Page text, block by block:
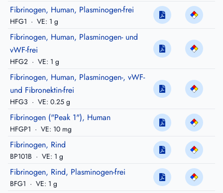
Fibrinogen, Human, Plasminogen-frei
HFG1 · VE: 1 g
Fibrinogen, Human, Plasminogen- und
vWF-frei
HFG2 · VE: 1 g
Fibrinogen, Human, Plasminogen-, vWF-
und Fibronektin-frei
HFG3 · VE: 0.25 g
Fibrinogen ("Peak 1"), Human
HFGP1 · VE: 10 mg
Fibrinogen, Rind
BP101B · VE: 1 g
Fibrinogen, Rind, Plasminogen-frei
BFG1 · VE: 1 g